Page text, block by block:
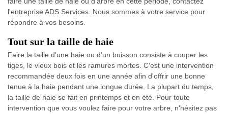
l'entreprise ADS Services. Nous sommes à votre service pour
répondre à vos besoins.
Tout sur la taille de haie
Faire la taille d'une haie ou d'un buisson consiste à couper les
tiges, le vieux bois et les ramures mortes. C'est une intervention
recommandée deux fois en une année afin d'offrir une bonne
tenue à la haie pendant une longue durée. La plupart du temps,
la taille de haie se fait en printemps et en été. Pour toute
intervention que vous voulez faire pour votre arbre, n'hésitez pas